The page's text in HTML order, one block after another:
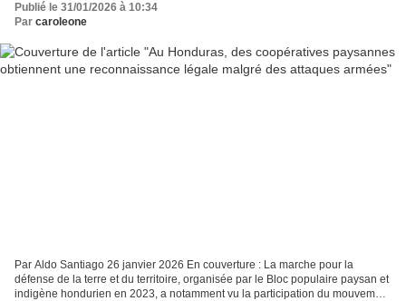
Publié le 31/01/2026 à 10:34
Par caroleone
Par Aldo Santiago 26 janvier 2026 En couverture : La marche pour la
défense de la terre et du territoire, organisée par le Bloc populaire paysan et
indigène hondurien en 2023, a notamment vu la participation du mouvement